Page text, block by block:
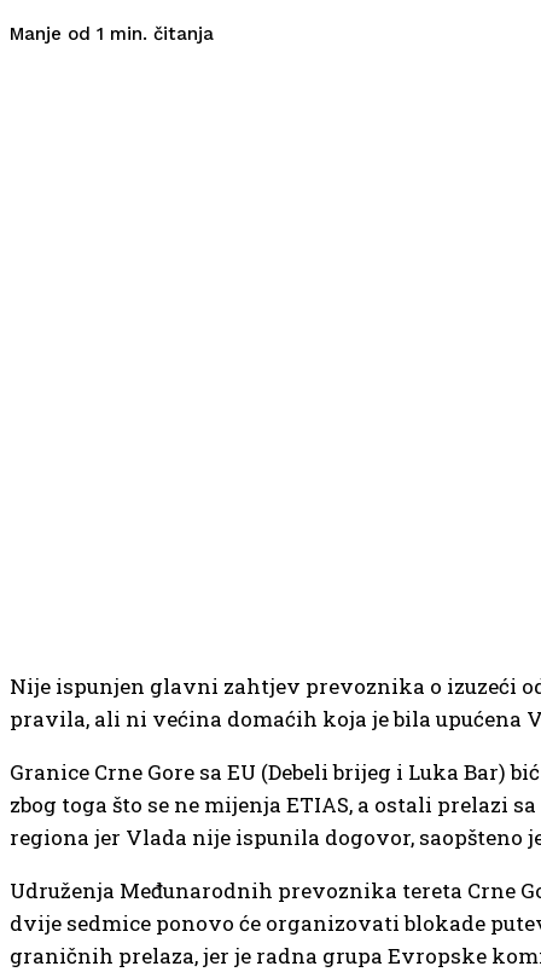
Manje od 1 min. čitanja
Nije ispunjen glavni zahtjev prevoznika o izuzeći
pravila, ali ni većina domaćih koja je bila upućena
Granice Crne Gore sa EU (Debeli brijeg i Luka Bar)
zbog toga što se ne mijenja ETIAS, a ostali prelazi
regiona jer Vlada nije ispunila dogovor, saopšteno
Udruženja Međunarodnih prevoznika tereta Crne
dvije sedmice ponovo će organizovati blokade
graničnih prelaza, jer je radna grupa Evropske